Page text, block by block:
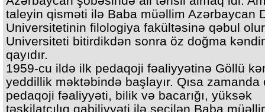
taleyin qisməti ilə Baba müəllim Azərbaycan
Universitetinin filologiya fakültəsinə qəbul
Universiteti bitirdikdən sonra öz doğma
qayıdır.
1959-cu ildə ilk pedaqoji fəaliyyətinə Göllü
yeddillik məktəbində başlayır. Qısa zamanda
pedaqoji fəaliyyəti, bilik və bacarığı, yüksək
təşkilatçılıq qabiliyyəti ilə seçilən Baba